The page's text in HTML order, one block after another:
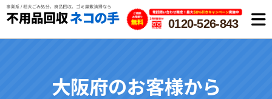
0120-526-843
大阪府のお客様から